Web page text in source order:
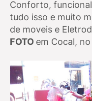
Conforto,
tudo isso e muito
de moveis e
FOTO em Cocal,